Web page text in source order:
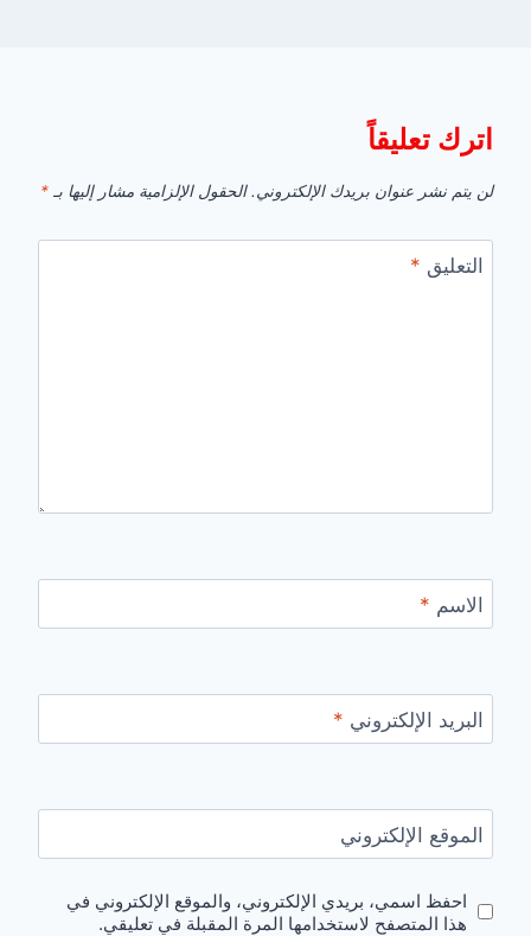
اترك تعليقاً
لن يتم نشر عنوان بريدك الإلكتروني. الحقول الإلزامية مشار إليها بـ *
التعليق *
الاسم *
البريد الإلكتروني *
الموقع الإلكتروني
احفظ اسمي، بريدي الإلكتروني، والموقع الإلكتروني في
هذا المتصفح لاستخدامها المرة المقبلة في تعليقي.